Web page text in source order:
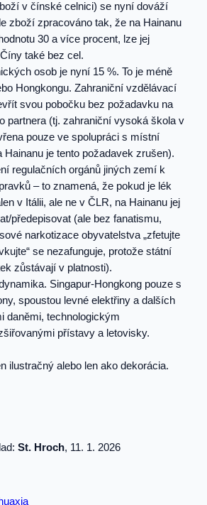
v čínské celnici) se nyní dováží
zboží zpracováno tak, že na Hainanu
30 a více procent, lze jej
také bez cel.
osob je nyní 15 %. To je méně
Hongkongu. Zahraniční vzdělávací
svou pobočku bez požadavku na
partnera (tj. zahraniční vysoká škola v
pouze ve spolupráci s místní
je tento požadavek zrušen).
regulačních orgánů jiných zemí k
– to znamená, že pokud je lék
v Itálii, ale ne v ČLR, na Hainanu jej
předepisovat (ale bez fanatismu,
narkotizace obyvatelstva „zfetujte
se nezafunguje, protože státní
zůstávají v platnosti).
Singapur-Hongkong pouze s
spoustou levné elektřiny a dalších
daněmi, technologickým
přístavy a letovisky.
St. Hroch, 11. 1. 2026